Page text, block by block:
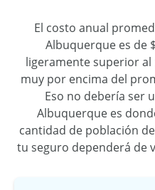
El costo anual
Albuquerque es de
ligeramente superior
muy por encima del
Eso no debería ser
Albuquerque es
cantidad de población
tu seguro dependerá de